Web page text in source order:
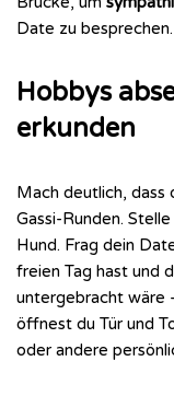
Date zu besprechen.
Hobbys
erkunden
Mach deutlich, dass
Gassi-Runden.
Hund. Frag dein
freien Tag hast und
untergebracht wäre
öffnest du Tür und
oder andere